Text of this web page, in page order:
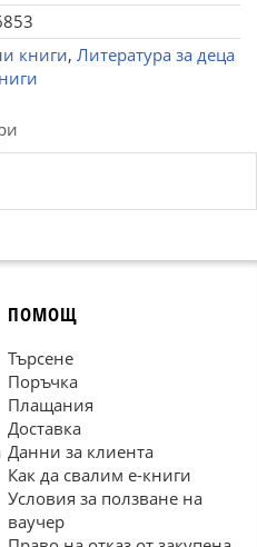
книги, Литература за деца
ПОМОЩ
Търсене
Поръчка
Плащания
Доставка
Данни за клиента
Как да свалим е-книги
Условия за ползване на
ваучер